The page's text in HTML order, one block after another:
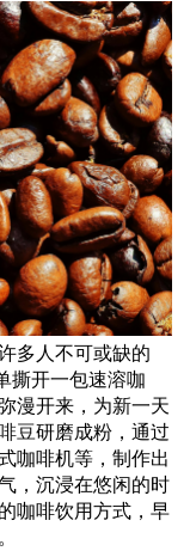
多人不可或缺的
撕开一包速溶咖
漫开来，为新一天
豆研磨成粉，通过
咖啡机等，制作出
，沉浸在悠闲的时
咖啡饮用方式，早